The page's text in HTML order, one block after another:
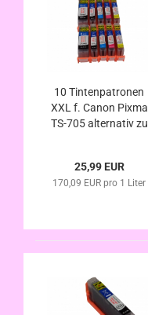
10 Tintenpatronen
XXL f. Canon Pixma
TS-705 alternativ zu
25,99 EUR
170,09 EUR pro 1 Liter